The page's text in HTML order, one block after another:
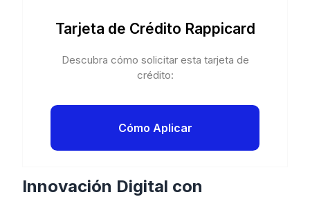
Tarjeta de Crédito Rappicard
Descubra cómo solicitar esta tarjeta de
crédito:
Cómo Aplicar
Innovación Digital con